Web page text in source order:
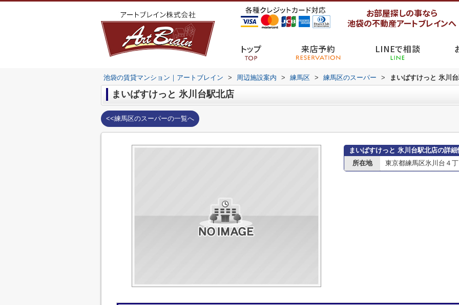
お部屋探しの事なら
池袋の不動産アートブレインへ
トップ 来店予約 LINEで相談
池袋の賃貸マンション｜アートブレイン > 周辺施設案内 > 練馬区 > 練馬区のスーパー > まいばすけっと 氷川
まいばすけっと 氷川台駅北店
<<練馬区のスーパーの一覧へ
まいばすけっと 氷川台駅北店の詳細
所在地
東京都練馬区氷川台４